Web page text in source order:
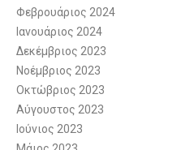
Φεβρουάριος 2024
Ιανουάριος 2024
Δεκέμβριος 2023
Νοέμβριος 2023
Οκτώβριος 2023
Αύγουστος 2023
Ιούνιος 2023